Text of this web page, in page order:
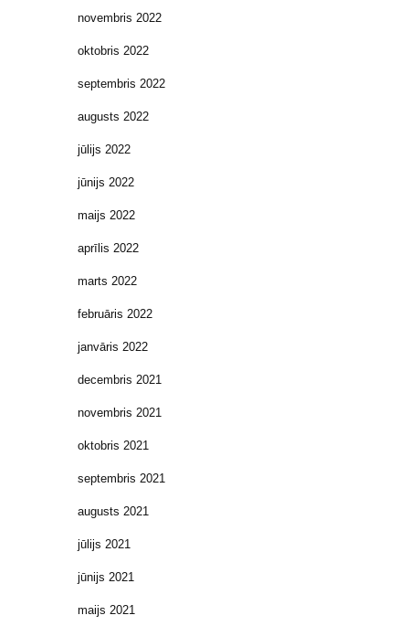
novembris 2022
oktobris 2022
septembris 2022
augusts 2022
jūlijs 2022
jūnijs 2022
maijs 2022
aprīlis 2022
marts 2022
februāris 2022
janvāris 2022
decembris 2021
novembris 2021
oktobris 2021
septembris 2021
augusts 2021
jūlijs 2021
jūnijs 2021
maijs 2021